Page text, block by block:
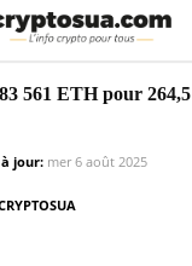
561 ETH pour
à jour: mer 6 août 2025